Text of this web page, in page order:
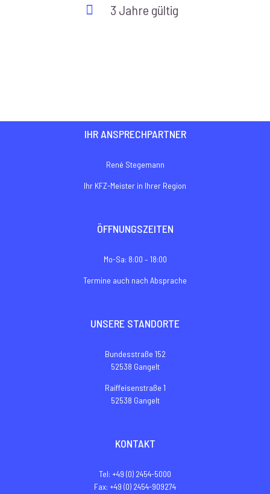
3 Jahre gültig
IHR ANSPRECHPARTNER
René Stegemann
Ihr KFZ-Meister in Ihrer Region
ÖFFNUNGSZEITEN
Mo-Sa: 8:00 – 18:00
Termine auch nach Absprache
UNSERE STANDORTE
Bundesstraße 152
52538 Gangelt
Raiffeisenstraße 1
52538 Gangelt
KONTAKT
Tel: +49 (0) 2454-5000
Fax: +49 (0) 2454-909274